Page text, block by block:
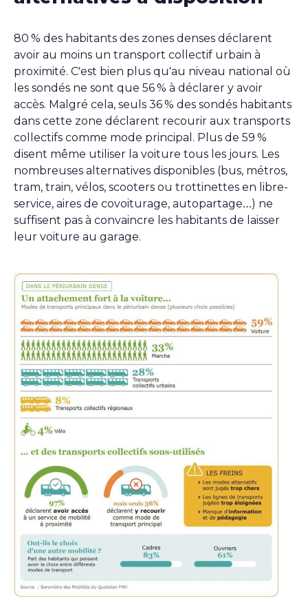
80 % des habitants des zones denses déclarent
avoir au moins un transport collectif urbain à
proximité. C’est bien plus qu’au niveau national où
les sondés ne sont que 56 % à déclarer y avoir
accès. Malgré cela, seuls 36 % des sondés habitants
dans cette zone déclarent recourir aux transports
collectifs comme mode principal. Plus de 59 %
disent même utiliser la voiture tous les jours. Les
nombreuses alternatives disponibles (bus, métros,
tram, train, vélos, scooters ou trottinettes en libre-
service, aires de covoiturage, autopartage…) ne
suffisent pas à convaincre les habitants de laisser
leur voiture au garage.